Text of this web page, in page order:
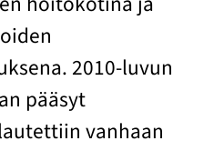
2010-luvun
pääsyt
vanhaan